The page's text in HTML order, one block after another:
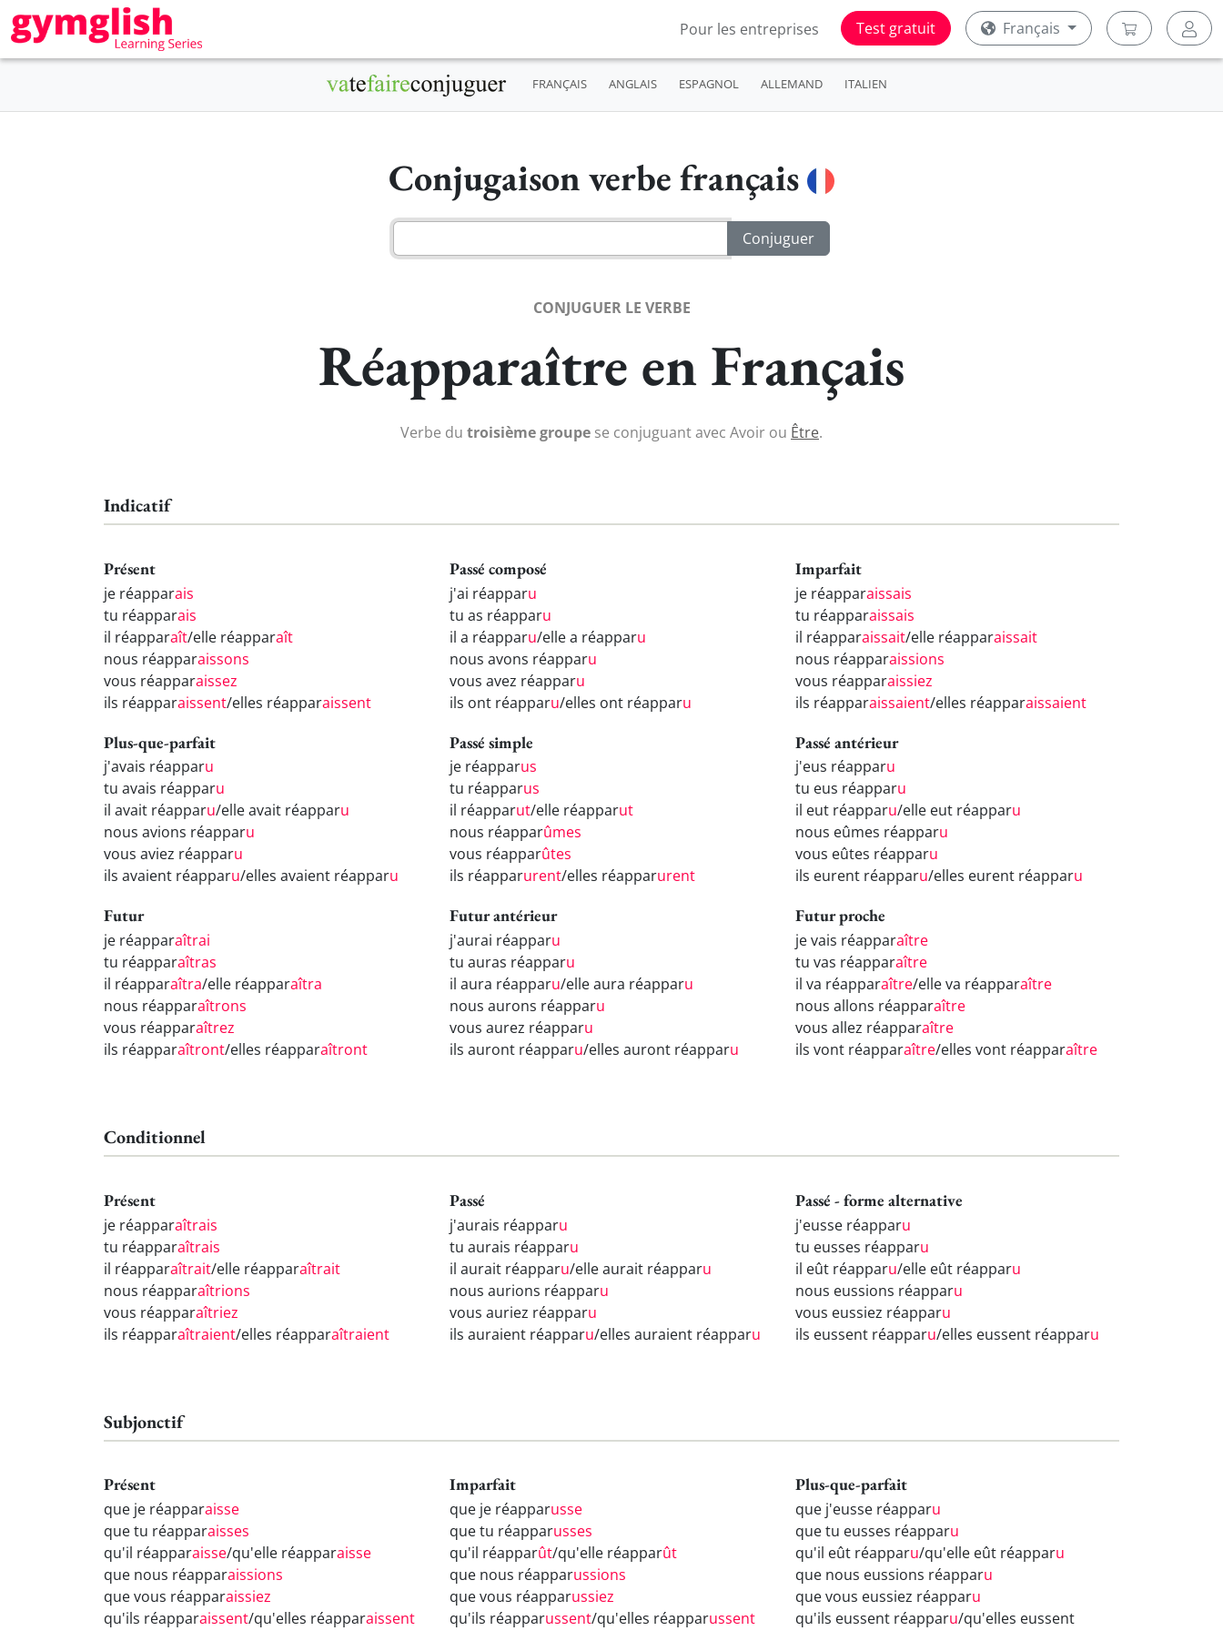
Pour les entreprises Test gratuit Français
FRANÇAIS ANGLAIS ESPAGNOL ALLEMAND ITALIEN
Conjugaison verbe français
CONJUGUER LE VERBE
Réapparaître en Français
Verbe du troisième groupe se conjuguant avec Avoir ou Être.
Indicatif
Présent
je réapparais
tu réapparais
il réapparaît/elle réapparaît
nous réapparaissons
vous réapparaissez
ils réapparaissent/elles réapparaissent
Passé composé
j'ai réapparu
tu as réapparu
il a réapparu/elle a réapparu
nous avons réapparu
vous avez réapparu
ils ont réapparu/elles ont réapparu
Imparfait
je réapparaissais
tu réapparaissais
il réapparaissait/elle réapparaissait
nous réapparaissions
vous réapparaissiez
ils réapparaissaient/elles réapparaissaient
Plus-que-parfait
j'avais réapparu
tu avais réapparu
il avait réapparu/elle avait réapparu
nous avions réapparu
vous aviez réapparu
ils avaient réapparu/elles avaient réapparu
Passé simple
je réapparus
tu réapparus
il réapparut/elle réapparut
nous réapparûmes
vous réapparûtes
ils réapparurent/elles réapparurent
Passé antérieur
j'eus réapparu
tu eus réapparu
il eut réapparu/elle eut réapparu
nous eûmes réapparu
vous eûtes réapparu
ils eurent réapparu/elles eurent réapparu
Futur
je réapparaîtrai
tu réapparaîtras
il réapparaîtra/elle réapparaîtra
nous réapparaîtrons
vous réapparaîtrez
ils réapparaîtront/elles réapparaîtront
Futur antérieur
j'aurai réapparu
tu auras réapparu
il aura réapparu/elle aura réapparu
nous aurons réapparu
vous aurez réapparu
ils auront réapparu/elles auront réapparu
Futur proche
je vais réapparaître
tu vas réapparaître
il va réapparaître/elle va réapparaître
nous allons réapparaître
vous allez réapparaître
ils vont réapparaître/elles vont réapparaître
Conditionnel
Présent
je réapparaîtrais
tu réapparaîtrais
il réapparaîtrait/elle réapparaîtrait
nous réapparaîtrions
vous réapparaîtriez
ils réapparaîtraient/elles réapparaîtraient
Passé
j'aurais réapparu
tu aurais réapparu
il aurait réapparu/elle aurait réapparu
nous aurions réapparu
vous auriez réapparu
ils auraient réapparu/elles auraient réapparu
Passé - forme alternative
j'eusse réapparu
tu eusses réapparu
il eût réapparu/elle eût réapparu
nous eussions réapparu
vous eussiez réapparu
ils eussent réapparu/elles eussent réapparu
Subjonctif
Présent
que je réapparaisse
que tu réapparaisses
qu'il réapparaisse/qu'elle réapparaisse
que nous réapparaissions
que vous réapparaissiez
qu'ils réapparaissent/qu'elles réapparaissent
Imparfait
que je réapparusse
que tu réapparusses
qu'il réapparût/qu'elle réapparût
que nous réapparussions
que vous réapparussiez
qu'ils réapparussent/qu'elles réapparussent
Plus-que-parfait
que j'eusse réapparu
que tu eusses réapparu
qu'il eût réapparu/qu'elle eût réapparu
que nous eussions réapparu
que vous eussiez réapparu
qu'ils eussent réapparu/qu'elles eussent